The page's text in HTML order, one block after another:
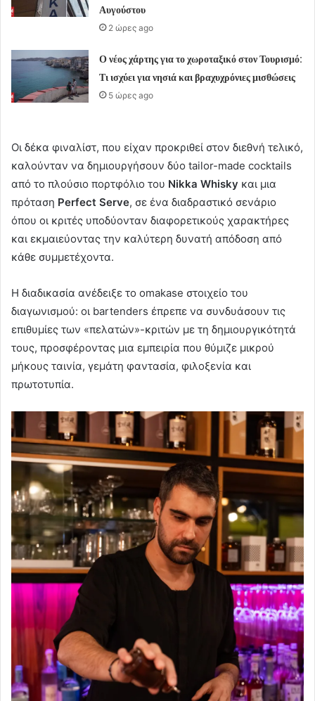
Αυγούστου
2 ώρες ago
Ο νέος χάρτης για το χωροταξικό στον Τουρισμό:
Τι ισχύει για νησιά και βραχυχρόνιες μισθώσεις
5 ώρες ago
Οι δέκα φιναλίστ, που είχαν προκριθεί στον διεθνή τελικό,
καλούνταν να δημιουργήσουν δύο tailor-made cocktails
από το πλούσιο πορτφόλιο του Nikka Whisky και μια
πρόταση Perfect Serve, σε ένα διαδραστικό σενάριο
όπου οι κριτές υποδύονταν διαφορετικούς χαρακτήρες
και εκμαιεύοντας την καλύτερη δυνατή απόδοση από
κάθε συμμετέχοντα.
Η διαδικασία ανέδειξε το omakase στοιχείο του
διαγωνισμού: οι bartenders έπρεπε να συνδυάσουν τις
επιθυμίες των «πελατών»-κριτών με τη δημιουργικότητά
τους, προσφέροντας μια εμπειρία που θύμιζε μικρού
μήκους ταινία, γεμάτη φαντασία, φιλοξενία και
πρωτοτυπία.